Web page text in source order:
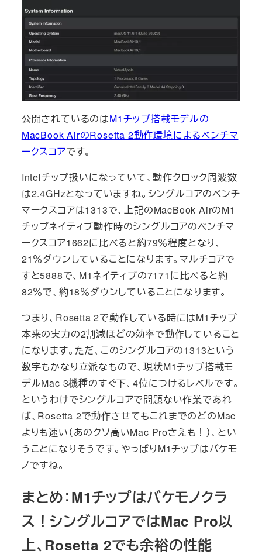
公開されているのはM1チップ搭載モデルの
MacBook AirのRosetta 2動作環境によるベンチマ
ークスコアです。
Intelチップ扱いになっていて、動作クロック周波数
は2.4GHzとなっていますね。シングルコアのベンチ
マークスコアは1313で、上記のMacBook AirのM1
チップネイティブ動作時のシングルコアのベンチマ
ークスコア1662に比べると約79％程度となり、
21％ダウンしていることになります。マルチコアで
すと5888で、M1ネイティブの7171に比べると約
82％で、約18％ダウンしていることになります。
つまり、Rosetta 2で動作している時にはM1チップ
本来の実力の2割減ほどの効率で動作していること
になります。ただ、このシングルコアの1313という
数字もかなり立派なもので、現状M1チップ搭載モ
デルMac 3機種のすぐ下、4位につけるレベルです。
というわけでシングルコアで問題ない作業であれ
ば、Rosetta 2で動作させてもこれまでのどのMac
よりも速い（あのクソ高いMac Proさえも！）、とい
うことになりそうです。やっぱりM1チップはバケモ
ノですね。
まとめ：M1チップはバケモノクラ
ス！シングルコアではMac Pro以
上、Rosetta 2でも余裕の性能